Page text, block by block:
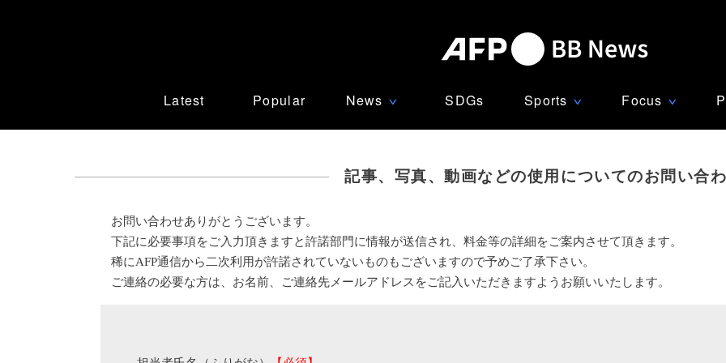
Latest Popular News ∨ SDGs Sports ∨ Focus ∨
記事、写真、動画などの使用についてのお問い合
お問い合わせありがとうございます。
下記に必要事項をご入力頂きますと許諾部門に情報が送信され、料金等の詳細をご案内させて頂きます。
稀にAFP通信から二次利用が許諾されていないものもございますので予めご了承下さい。
ご連絡の必要な方は、お名前、ご連絡先メールアドレスをご記入いただきますようお願いいたします。